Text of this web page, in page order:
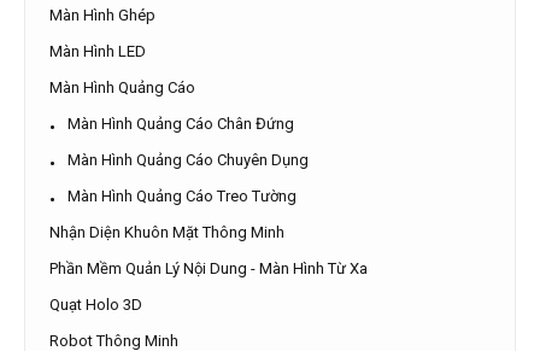
Màn Hình Ghép
Màn Hình LED
Màn Hình Quảng Cáo
Màn Hình Quảng Cáo Chân Đứng
Màn Hình Quảng Cáo Chuyên Dụng
Màn Hình Quảng Cáo Treo Tường
Nhận Diện Khuôn Mặt Thông Minh
Phần Mềm Quản Lý Nội Dung - Màn Hình Từ Xa
Quạt Holo 3D
Robot Thông Minh